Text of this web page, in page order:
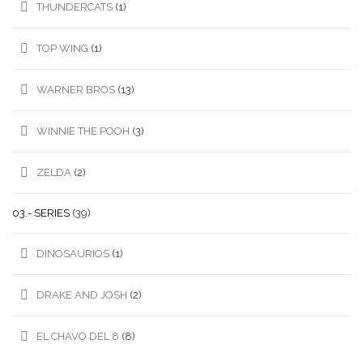
THUNDERCATS (1)
TOP WING (1)
WARNER BROS (13)
WINNIE THE POOH (3)
ZELDA (2)
03.- SERIES (39)
DINOSAURIOS (1)
DRAKE AND JOSH (2)
EL CHAVO DEL 8 (8)